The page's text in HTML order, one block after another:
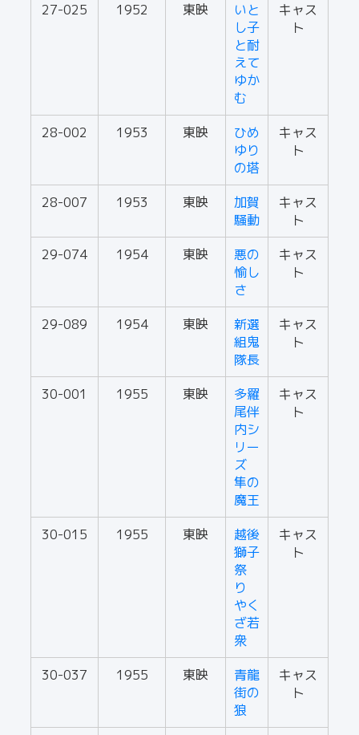
27-025 1952 東映
いと
し子
と耐
えて
ゆか
む
キャス
ト
28-002 1953 東映
ひめ
ゆり
の塔
キャス
ト
28-007 1953 東映
加賀
騒動
キャス
ト
29-074
1954 東映
悪の
愉し
さ
キャス
ト
29-089 1954 東映
新選
組鬼
隊長
キャス
ト
30-001 1955 東映
多羅
尾伴
内シ
リー
ズ
隼の
魔王
キャス
ト
30-015 1955 東映
越後
獅子
祭
り
やく
ざ若
衆
キャス
ト
30-037 1955 東映
青龍
街の
狼
キャス
ト